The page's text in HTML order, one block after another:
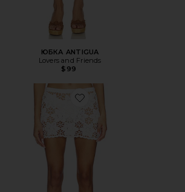
ЮБКА ANTIGUA
Lovers and Friends
$99
Favorite ЮБКА OFFSHORE